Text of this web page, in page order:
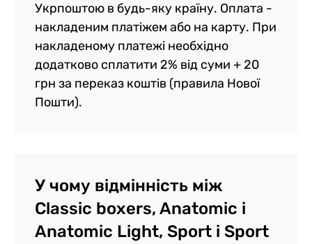
Укрпоштою в будь-яку країну. Оплата -
накладеним платіжем або на карту. При
накладеному платежі необхідно
додатково сплатити 2% від суми + 20
грн за переказ коштів (правила Нової
Пошти).
У чому відмінність між
Classic boxers, Anatomic і
Anatomic Light, Sport і Sport